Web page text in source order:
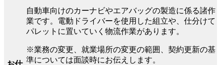
自動車向けのカーナビやエアバッグの製造に係る諸作
業です。電動ドライバーを使用した組立や、仕分けて
パレットに置いていく物流作業があります。
※業務の変更、就業場所の変更の範囲、契約更新の基
準については面談時にお伝えします。